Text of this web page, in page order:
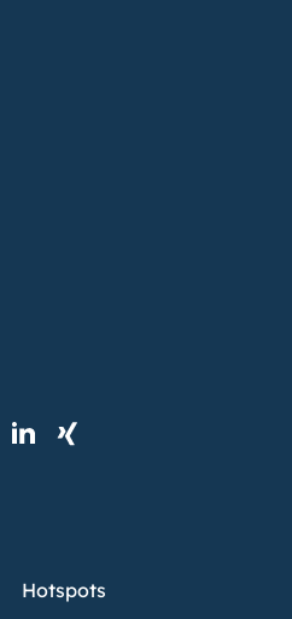
Hotspots